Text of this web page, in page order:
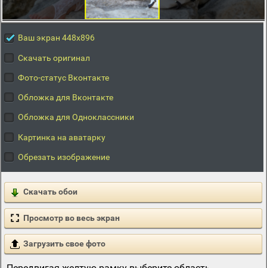
Ваш экран 448x896
Скачать оригинал
Фото-статус Вконтакте
Обложка для Вконтакте
Обложка для Одноклассники
Картинка на аватарку
Обрезать изображение
Скачать обои
Просмотр во весь экран
Загрузить свое фото